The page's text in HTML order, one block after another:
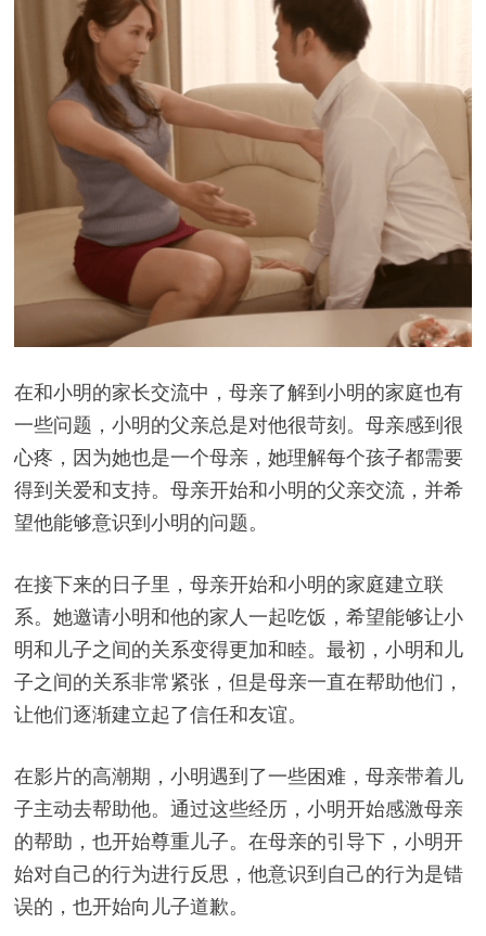
在和小明的家长交流中，母亲了解到小明的家庭也有
一些问题，小明的父亲总是对他很苛刻。母亲感到很
心疼，因为她也是一个母亲，她理解每个孩子都需要
得到关爱和支持。母亲开始和小明的父亲交流，并希
望他能够意识到小明的问题。
在接下来的日子里，母亲开始和小明的家庭建立联
系。她邀请小明和他的家人一起吃饭，希望能够让小
明和儿子之间的关系变得更加和睦。最初，小明和儿
子之间的关系非常紧张，但是母亲一直在帮助他们，
让他们逐渐建立起了信任和友谊。
在影片的高潮期，小明遇到了一些困难，母亲带着儿
子主动去帮助他。通过这些经历，小明开始感激母亲
的帮助，也开始尊重儿子。在母亲的引导下，小明开
始对自己的行为进行反思，他意识到自己的行为是错
误的，也开始向儿子道歉。